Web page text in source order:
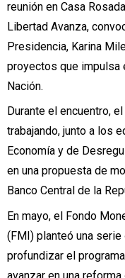
reunión en Casa
Libertad Avanza,
Presidencia, Karina
proyectos que impulsa
Nación.
Durante el encuentro,
trabajando, junto a los
Economía y de
en una propuesta de
Banco Central de la
En mayo, el Fondo
(FMI) planteó una
profundizar el